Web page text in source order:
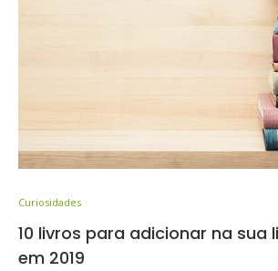
Curiosidades
10 livros para adicionar na sua
em 2019